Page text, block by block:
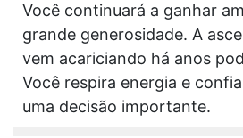
Você continuará a ganhar
grande generosidade. A
vem acariciando há anos
Você respira energia e
uma decisão importante.